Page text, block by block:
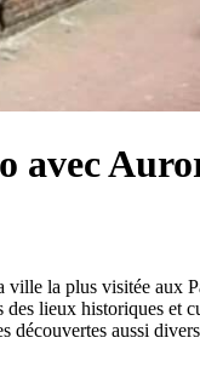
avec
ville la plus visitée aux
lieux historiques et
aussi